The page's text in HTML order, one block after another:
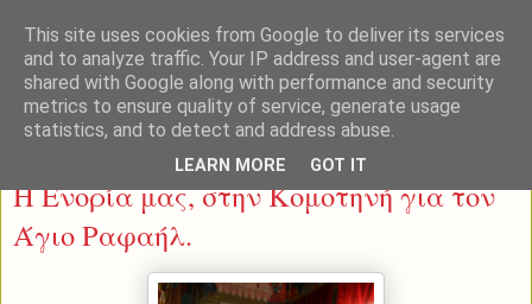
Η Ενορία μας, στην Κομοτηνή για τον
Άγιο Ραφαήλ.
This site uses cookies from Google to deliver its services
and to analyze traffic. Your IP address and user-agent are
shared with Google along with performance and security
metrics to ensure quality of service, generate usage
statistics, and to detect and address abuse.
LEARN MORE GOT IT